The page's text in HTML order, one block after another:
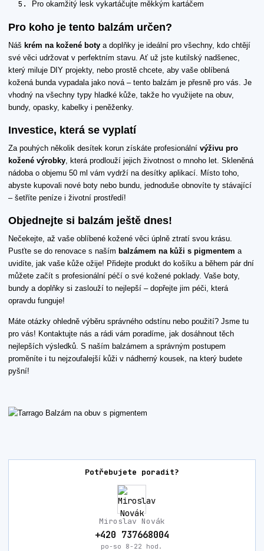
Pro okamžitý lesk vykartáčujte měkkým kartáčem
Pro koho je tento balzám určen?
Náš krém na kožené boty a doplňky je ideální pro všechny, kdo chtějí
své věci udržovat v perfektním stavu. Ať už jste kutilský nadšenec,
který miluje DIY projekty, nebo prostě chcete, aby vaše oblíbená
kožená bunda vypadala jako nová – tento balzám je přesně pro vás. Je
vhodný na všechny typy hladké kůže, takže ho využijete na obuv,
bundy, opasky, kabelky i peněženky.
Investice, která se vyplatí
Za pouhých několik desítek korun získáte profesionální výživu pro
kožené výrobky , která prodlouží jejich životnost o mnoho let. Skleněná
nádoba o objemu 50 ml vám vydrží na desítky aplikací. Místo toho,
abyste kupovali nové boty nebo bundu, jednoduše obnovíte ty stávající
– šetříte peníze i životní prostředí!
Objednejte si balzám ještě dnes!
Nečekejte, až vaše oblíbené kožené věci úplně ztratí svou krásu.
Pusťte se do renovace s naším balzámem na kůži s pigmentem a
uvidíte, jak vaše kůže ožije! Přidejte produkt do košíku a během pár dní
můžete začít s profesionální péčí o své kožené poklady. Vaše boty,
bundy a doplňky si zaslouží to nejlepší – dopřejte jim péči, která
opravdu funguje!
Máte otázky ohledně výběru správného odstínu nebo použití? Jsme tu
pro vás! Kontaktujte nás a rádi vám poradíme, jak dosáhnout těch
nejlepších výsledků. S naším balzámem a správným postupem
proměníte i tu nejzoufalejší kůži v nádherný kousek, na který budete
pyšní!
Potřebujete poradit?
Miroslav Novák
+420 737668004
po-so 8-22 hod.